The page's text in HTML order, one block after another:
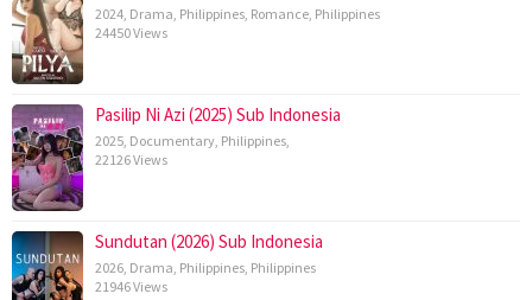
2024 Drama Philippines Romance Philippines
24450 Views
Pasilip Ni Azi (2025) Sub Indonesia
2025 Documentary Philippines
22126 Views
Sundutan (2026) Sub Indonesia
2026 Drama Philippines Philippines
21946 Views